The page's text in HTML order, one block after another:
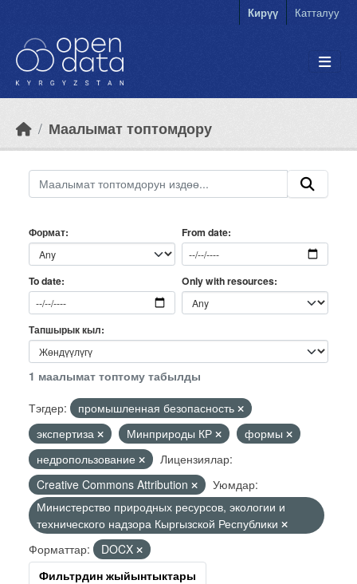
Кирүү Катталуу
Маалымат топтомдору
Формат From date
To date Only with resources
Тапшырык кыл
1 маалымат топтому табылды
Тэгдер:
промышленная безопасность
экспертиза
Минприроды КР
формы
недропользование
Лицензиялар:
Creative Commons Attribution
Уюмдар:
Министерство природных ресурсов, экологии и
технического надзора Кыргызской Республики
Форматтар:
DOCX
Фильтрдин жыйынтыктары